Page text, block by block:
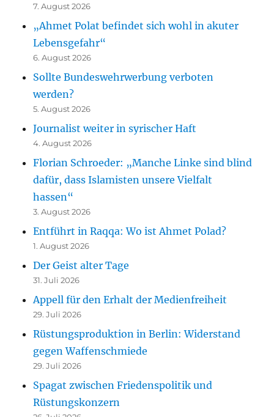
7. August 2026
„Ahmet Polat befindet sich wohl in akuter
Lebensgefahr“
6. August 2026
Sollte Bundeswehrwerbung verboten
werden?
5. August 2026
Journalist weiter in syrischer Haft
4. August 2026
Florian Schroeder: „Manche Linke sind blind
dafür, dass Islamisten unsere Vielfalt
hassen“
3. August 2026
Entführt in Raqqa: Wo ist Ahmet Polad?
1. August 2026
Der Geist alter Tage
31. Juli 2026
Appell für den Erhalt der Medienfreiheit
29. Juli 2026
Rüstungsproduktion in Berlin: Widerstand
gegen Waffenschmiede
29. Juli 2026
Spagat zwischen Friedenspolitik und
Rüstungskonzern